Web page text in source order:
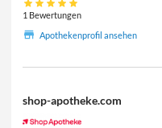
1 Bewertungen
Apothekenprofil ansehen
shop-apotheke.com